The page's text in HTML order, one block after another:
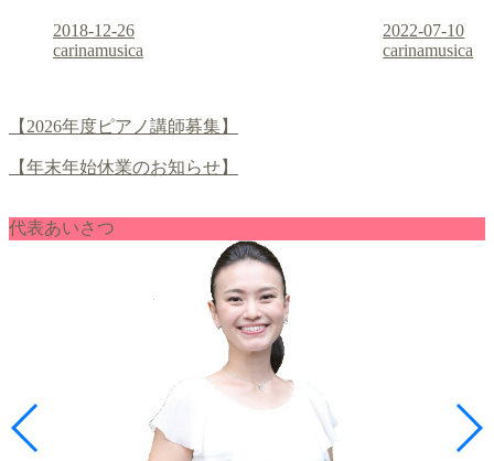
2018-12-26
carinamusica
2022-07-10
carinamusica
【2026年度ピアノ講師募集】
【年末年始休業のお知らせ】
代表あいさつ